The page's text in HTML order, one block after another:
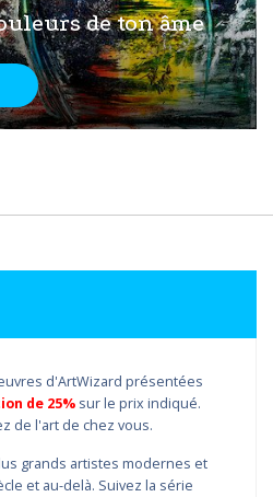
de ton âme
d'ArtWizard présentées
de 25% sur le prix indiqué.
de l'art de chez vous.
grands artistes modernes et
et au-delà. Suivez la série